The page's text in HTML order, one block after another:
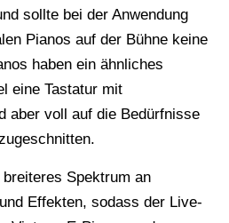
sollte bei der Anwendung
Pianos auf der Bühne keine
haben ein ähnliches
eine Tastatur mit
aber voll auf die Bedürfnisse
Spektrum an
Effekten, sodass der Live-